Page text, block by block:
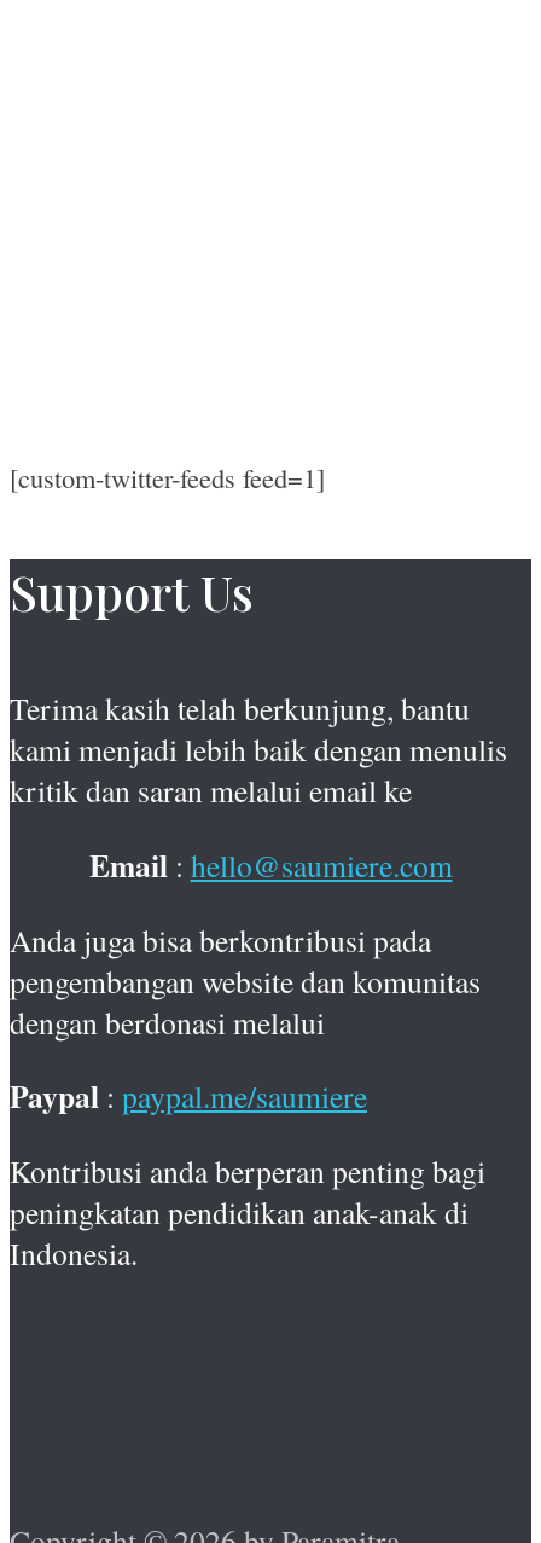
[custom-twitter-feeds feed=1]
Support Us
Terima kasih telah berkunjung, bantu
kami menjadi lebih baik dengan menulis
kritik dan saran melalui email ke
Email: hello@saumiere.com
Anda juga bisa berkontribusi pada
pengembangan website dan komunitas
dengan berdonasi melalui
Paypal : paypal.me/saumiere
Kontribusi anda berperan penting bagi
peningkatan pendidikan anak-anak di
Indonesia.